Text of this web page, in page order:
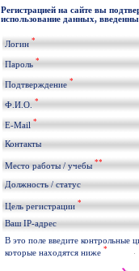
Регистрацией на сайте вы
использование данных,
Логин *
Пароль *
Подтверждение *
Ф.И.О. *
E-Mail *
Контакты
Место работы / учебы **
Должность / статус
Цель регистрации *
Ваш IP-адрес
В это поле введите контрольные
которые находятся ниже *